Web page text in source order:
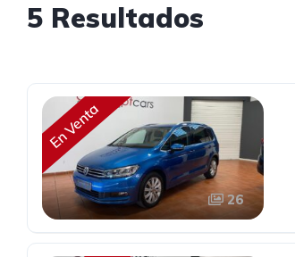
5 Resultados
En Venta
26